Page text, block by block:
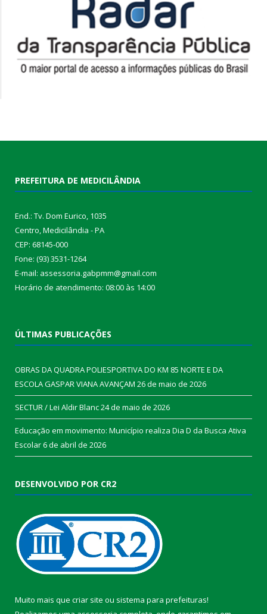
PREFEITURA DE MEDICILÂNDIA
End.: Tv. Dom Eurico, 1035
Centro, Medicilândia - PA
CEP: 68145-000
Fone: (93) 3531-1264
E-mail: assessoria.gabpmm@gmail.com
Horário de atendimento: 08:00 às 14:00
ÚLTIMAS PUBLICAÇÕES
OBRAS DA QUADRA POLIESPORTIVA DO KM 85 NORTE E DA
ESCOLA GASPAR VIANA AVANÇAM 26 de maio de 2026
SECTUR / Lei Aldir Blanc24 de maio de 2026
Educação em movimento: Município realiza Dia D da Busca Ativa
Escolar6 de abril de 2026
DESENVOLVIDO POR CR2
Muito mais que criar site ou sistema para prefeituras!